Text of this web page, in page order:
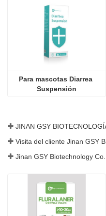
Para mascotas Diarrea
Suspensión